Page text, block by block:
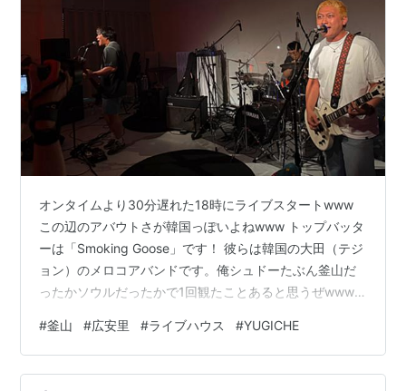
オンタイムより30分遅れた18時にライブスタートwww
この辺のアバウトさが韓国っぽいよねwww トップバッタ
ーは「Smoking Goose」です！ 彼らは韓国の大田（テジ
ョン）のメロコアバンドです。俺シュドーたぶん釜山だ
ったかソウルだったかで1回観たことあると思うぜwww
出て来たのはソウルの「Winning Shot」 これまたメロコ
アバンドですw 打ち上げでちょっと話したけど、すごく
良い子たちでした^^ 3番目に登場したのは今回の急な渡
#釜山 #広安里 #ライブハウス #YUGICHE